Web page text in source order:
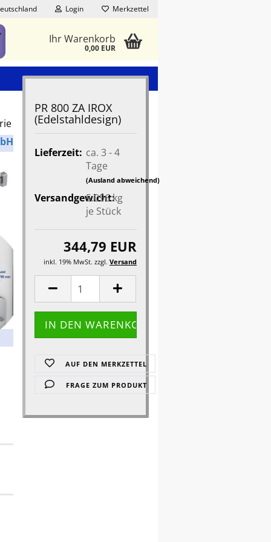
Login Merkzettel
Ihr Warenkorb
0,00 EUR
PR 800 ZA IROX
(Edelstahldesign)
Lieferzeit: ca. 3 - 4
Tage
(Ausland abweichend)
Versandgewicht:
5.096kg
je Stück
344,79 EUR
inkl. 19% MwSt. zzgl. Versand
AUF DEN MERKZETTEL
FRAGE ZUM PRODUKT